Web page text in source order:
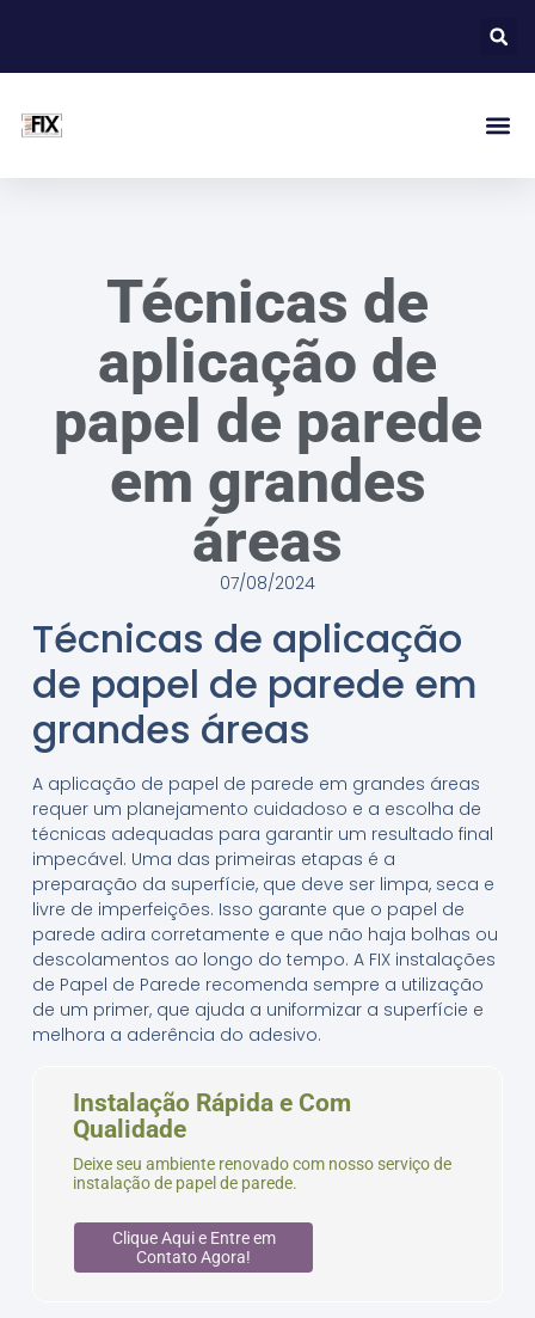
Técnicas de
aplicação de
papel de parede
em grandes
áreas
07/08/2024
Técnicas de aplicação
de papel de parede em
grandes áreas
A aplicação de papel de parede em grandes áreas
requer um planejamento cuidadoso e a escolha de
técnicas adequadas para garantir um resultado final
impecável. Uma das primeiras etapas é a
preparação da superfície, que deve ser limpa, seca e
livre de imperfeições. Isso garante que o papel de
parede adira corretamente e que não haja bolhas ou
descolamentos ao longo do tempo. A FIX instalações
de Papel de Parede recomenda sempre a utilização
de um primer, que ajuda a uniformizar a superfície e
melhora a aderência do adesivo.
Instalação Rápida e Com
Qualidade
Deixe seu ambiente renovado com nosso serviço de
instalação de papel de parede.
Clique Aqui e Entre em
Contato Agora!